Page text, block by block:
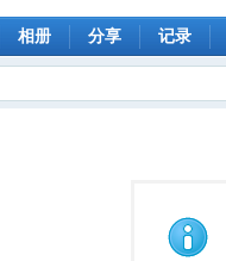
相册 分享 记录